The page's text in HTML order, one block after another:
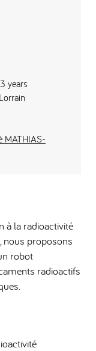
years
MATHIAS-
à la radioactivité
nous proposons
robot
radioactifs